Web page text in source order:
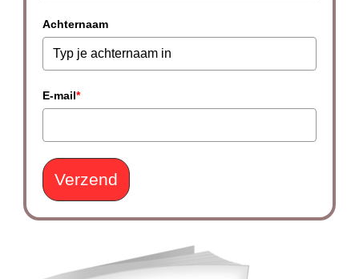
Achternaam
E-mail*
Verzend